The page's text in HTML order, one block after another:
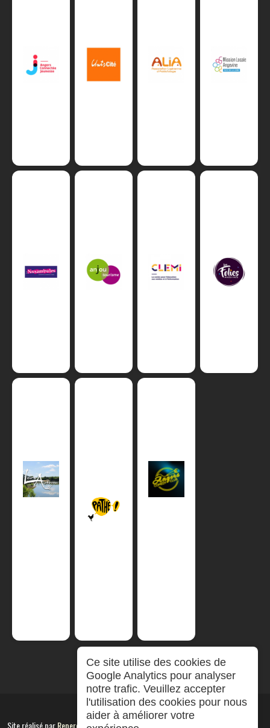
Site réalisé parRepereCom
Ce site utilise des cookies de
Google Analytics pour analyser
notre trafic. Veuillez accepter
l'utilisation des cookies pour nous
aider à améliorer votre